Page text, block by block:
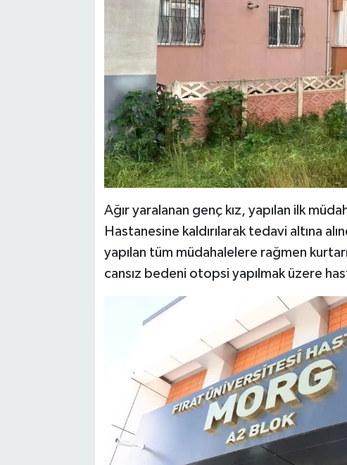
Ağır yaralanan genç kız, yapılan ilk
Hastanesine kaldırılarak tedavi altına
yapılan tüm müdahalelere rağmen
cansız bedeni otopsi yapılmak üzere